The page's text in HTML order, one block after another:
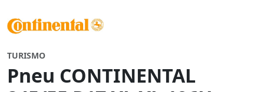
TURISMO
Pneu CONTINENTAL